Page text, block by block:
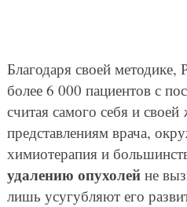
Благодаря своей
более 6 000 пациентов с
считая самого себя и
представлениям врача,
химиотерапия и
удалению опухолейне
лишь усугубляют его